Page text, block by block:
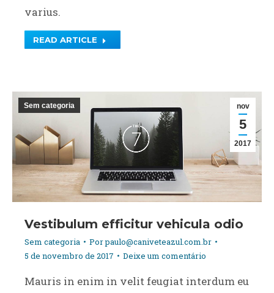
varius.
READ ARTICLE
nov
5
2017
Sem categoria
Vestibulum efficitur vehicula odio
Sem categoria Porpaulo@caniveteazul.com.br
5 de novembro de 2017
Deixe um comentário
Mauris in enim in velit feugiat interdum eu